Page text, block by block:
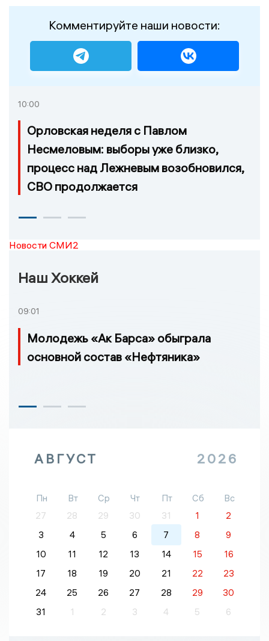
Комментируйте наши новости:
10:00
Орловская неделя с Павлом
Несмеловым: выборы уже близко,
процесс над Лежневым возобновился,
СВО продолжается
Новости СМИ2
Наш Хоккей
09:01
Молодежь «Ак Барса» обыграла
основной состав «Нефтяника»
АВГУСТ 2026
Пн Вт Ср Чт Пт Сб
Вс
27
28 29 30 31 1
2
3
4 5 6 7 8
9
10
11 12 13 14 15
16
17
18 19 20 21 22
23
24
25 26 27 28 29
30
31
1 2 3 4 5 6